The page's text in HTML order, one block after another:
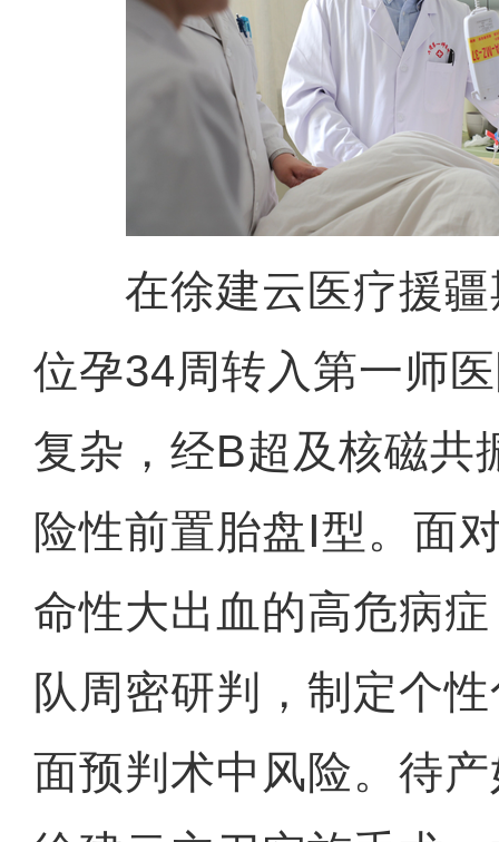
在徐建云医疗援疆
位孕34周转入第一师
复杂，经B超及核磁共
险性前置胎盘Ⅰ型。面
命性大出血的高危病
队周密研判，制定个
面预判术中风险。待